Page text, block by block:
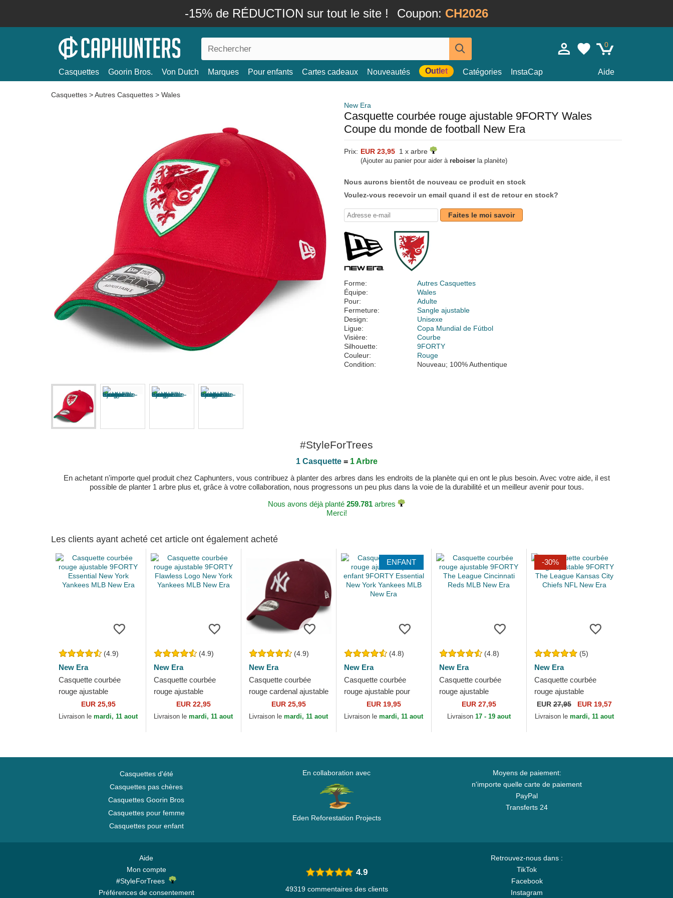
-15% de RÉDUCTION sur tout le site ! Coupon: CH2026
0
Casquettes Goorin Bros. Von Dutch Marques Pour enfants Cartes cadeaux Nouveautés Outlet Catégories InstaCap Aide
Casquettes >Autres Casquettes > Wales
New Era
Casquette courbée rouge ajustable 9FORTY Wales
Coupe du monde de football New Era
Prix: EUR 23,95 1 x arbre
(Ajouter au panier pour aider à reboiser la planète)
Nous aurons bientôt de nouveau ce produit en stock
Voulez-vous recevoir un email quand il est de retour en stock?
Faites le moi savoir
Forme:
Autres Casquettes
Équipe:
Wales
Pour:
Adulte
Fermeture:
Sangle ajustable
Design:
Unisexe
Ligue:
Copa Mundial de Fútbol
Visière:
Courbe
Silhouette:
9FORTY
Couleur:
Rouge
Condition:
Nouveau; 100% Authentique
#StyleForTrees
1 Casquette= 1 Arbre
En achetant n'importe quel produit chez Caphunters, vous contribuez à planter des arbres dans les endroits de la planète qui en ont le plus besoin. Avec votre aide, il est
possible de planter 1 arbre plus et, grâce à votre collaboration, nous progressons un peu plus dans la voie de la durabilité et un meilleur avenir pour tous.
Nous avons déjà planté 259.781 arbres
Merci!
Les clients ayant acheté cet article ont également acheté
(4.9)
New Era
Casquette courbée
rouge ajustable
9FORTY Essential New
York Yankees MLB
EUR 25,95
Livraison lemardi, 11 aout
(4.9)
New Era
Casquette courbée
rouge ajustable
9FORTY Flawless Logo
New York Yankees
EUR 22,95
Livraison lemardi, 11 aout
(4.9)
New Era
Casquette courbée
rouge cardenal ajustable
9FORTY Essential New
York Yankees MLB
EUR 25,95
Livraison lemardi, 11 aout
ENFANT
(4.8)
New Era
Casquette courbée
rouge ajustable pour
enfant 9FORTY
Essential New York
EUR 19,95
Livraison lemardi, 11 aout
(4.8)
New Era
Casquette courbée
rouge ajustable
9FORTY The League
Cincinnati Reds MLB
EUR 27,95
Livraison 17 - 19 aout
-30%
(5)
New Era
Casquette courbée
rouge ajustable
9FORTY The League
Kansas City Chiefs NFL
EUR 27,95 EUR 19,57
Livraison le mardi, 11 aout
Casquettes d'été
Casquettes pas chères
Casquettes Goorin Bros
Casquettes pour femme
Casquettes pour enfant
En collaboration avec
Eden Reforestation Projects
Moyens de paiement:
n'importe quelle carte de paiement
PayPal
Transferts 24
Aide
Mon compte
#StyleForTrees
Préférences de consentement
Retrouvez-nous dans :
TikTok
Facebook
Instagram
4.9
49319 commentaires des clients